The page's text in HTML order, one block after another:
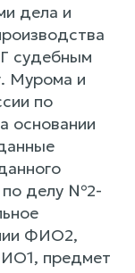
дела и
судебным
Мурома и
по
основании
по делу №2-
ФИО2,
предмет